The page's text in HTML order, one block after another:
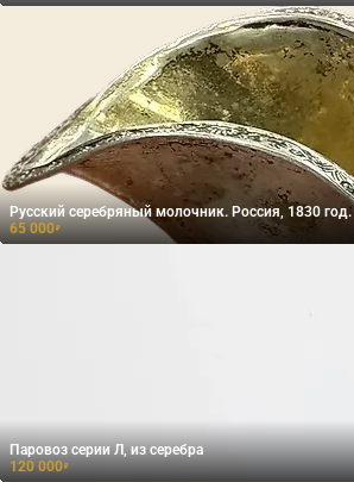
Русский серебряный молочник. Россия, 1830 год.
65 000₽
Паровоз серии Л, из серебра
120 000₽